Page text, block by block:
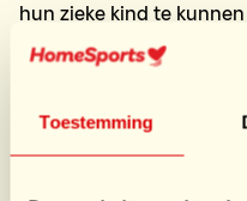
Toestemming
hun zieke kind te
In het Ronald
gezinnen om in een
Iedere ouder wil toch het